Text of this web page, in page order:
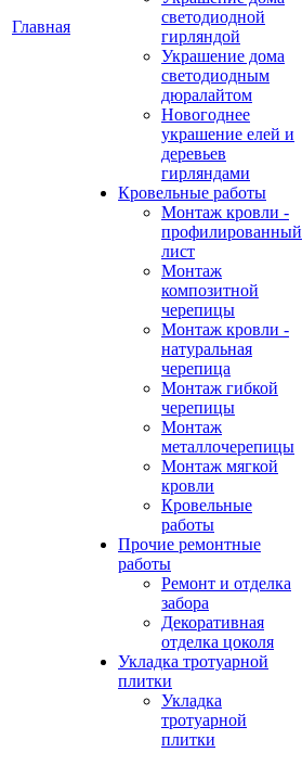
Главная
светодиодной
гирляндой
Украшение дома
светодиодным
дюралайтом
Новогоднее
украшение елей и
деревьев
гирляндами
Кровельные работы
Монтаж кровли -
профилированный
лист
Монтаж
композитной
черепицы
Монтаж кровли -
натуральная
черепица
Монтаж гибкой
черепицы
Монтаж
металлочерепицы
Монтаж мягкой
кровли
Кровельные
работы
Прочие ремонтные
работы
Ремонт и отделка
забора
Декоративная
отделка цоколя
Укладка тротуарной
плитки
Укладка
тротуарной
плитки